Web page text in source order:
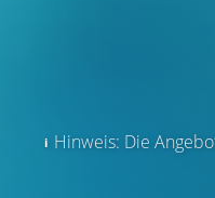
Hinweis: Die